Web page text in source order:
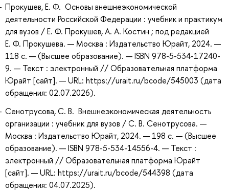
Прокушев, Е. Ф. Основы внешнеэкономической
деятельности Российской Федерации : учебник и практикум
для вузов / Е. Ф. Прокушев, А. А. Костин ; под редакцией
Е. Ф. Прокушева. — Москва : Издательство Юрайт, 2024. —
118 с. — (Высшее образование). — ISBN 978-5-534-17240-
9. — Текст : электронный // Образовательная платформа
Юрайт [сайт]. — URL: https://urait.ru/bcode/545003 (дата
обращения: 02.07.2026).
Сенотрусова, С. В. Внешнеэкономическая деятельность
организации : учебник для вузов / С. В. Сенотрусова. —
Москва : Издательство Юрайт, 2024. — 198 с. — (Высшее
образование). — ISBN 978-5-534-14556-4. — Текст :
электронный // Образовательная платформа Юрайт
[сайт]. — URL: https://urait.ru/bcode/544398 (дата
обращения: 04.07.2025).